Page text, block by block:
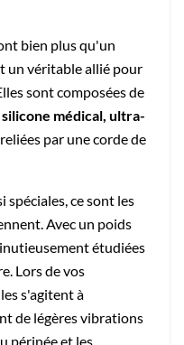
bien plus qu'un
un véritable allié pour
sont composées de
silicone médical, ultra-
, reliées par une corde de
spéciales, ce sont les
Avec un poids
étudiées
Lors de vos
s'agitent à
de légères vibrations
périnée et les